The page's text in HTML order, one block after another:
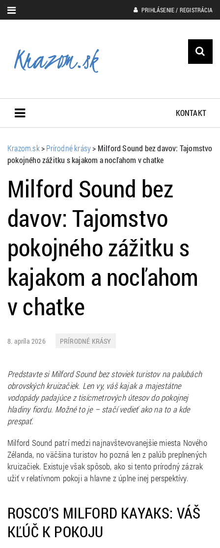
PRIHLÁSENIE / REGISTRÁCIA
KONTAKT
Krazom.sk>Prírodné krásy> Milford Sound bez davov: Tajomstvo
pokojného zážitku s kajakom a nocľahom v chatke
Milford Sound bez
davov: Tajomstvo
pokojného zážitku s
kajakom a nocľahom
v chatke
8. apríla 2026 PRÍRODNÉ KRÁSY
Predstavte si Milford Sound bez stoviek turistov na palubách
obrovských kruizačiek. Len vy, váš kajak a majestátne
vodopády padajúce z tisícmetrových útesov do pokojnej
hladiny fiordu. Možné to je – stačí vedieť ako na to a kde
prespať.
Milford Sound patrí medzi najnavštevovanejšie miesta Nového
Zélanda, no väčšina turistov ho pozná len z palúb preplnených
kruizačiek. Existuje však spôsob, ako si tento prírodný zázrak
užiť v relatívnom pokoji a hlavne z úplne inej perspektívy.
ROSCO’S MILFORD KAYAKS: VÁŠ
KĽÚČ K POKOJU